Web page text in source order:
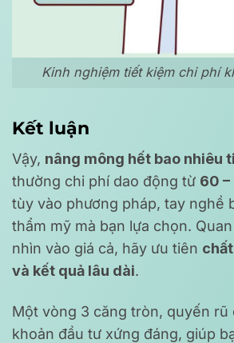
Kinh nghiệm tiết kiệm chi phí
Kết luận
Vậy, nâng mông hết bao nhiêu
thường chi phí dao động từ 60 –
tùy vào phương pháp, tay nghề
thẩm mỹ mà bạn lựa chọn.
nhìn vào giá cả, hãy ưu tiên
và kết quả lâu dài.
Một vòng 3 căng tròn, quyến rũ
khoản đầu tư xứng đáng, giúp